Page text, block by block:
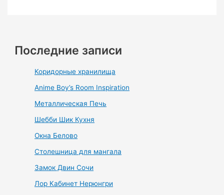
Последние записи
Коридорные хранилища
Anime Boy’s Room Inspiration
Металлическая Печь
Шебби Шик Кухня
Окна Белово
Столешница для мангала
Замок Двин Сочи
Лор Кабинет Нерюнгри